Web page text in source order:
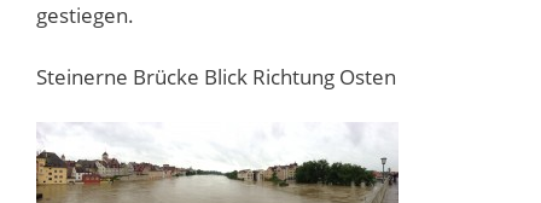
gestiegen.
Steinerne Brücke Blick Richtung Osten